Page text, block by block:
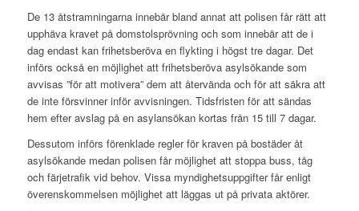
De 13 åtstramningarna innebär bland annat att polisen får rätt att
upphäva kravet på domstolsprövning och som innebär att de i
dag endast kan frihetsberöva en flykting i högst tre dagar. Det
införs också en möjlighet att frihetsberöva asylsökande som
avvisas ”för att motivera” dem att återvända och för att säkra att
de inte försvinner inför avvisningen. Tidsfristen för att sändas
hem efter avslag på en asylansökan kortas från 15 till 7 dagar.
Dessutom införs förenklade regler för kraven på bostäder åt
asylsökande medan polisen får möjlighet att stoppa buss, tåg
och färjetrafik vid behov. Vissa myndighetsuppgifter får enligt
överenskommelsen möjlighet att läggas ut på privata aktörer.